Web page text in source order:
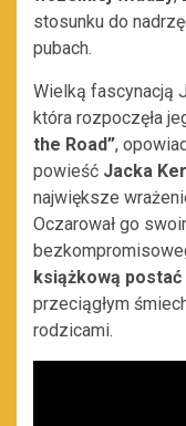
stosunku do
pubach.
Wielką fascynacją
która rozpoczęła
the Road”,
powieść Jacka
największe
Oczarował go
książkową
przeciągłym
rodzicami.